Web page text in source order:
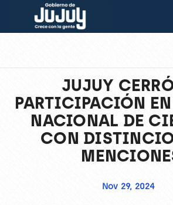
JUJUY
PARTICIPACIÓN
NACIONAL DE
CON
Nov 29, 2024